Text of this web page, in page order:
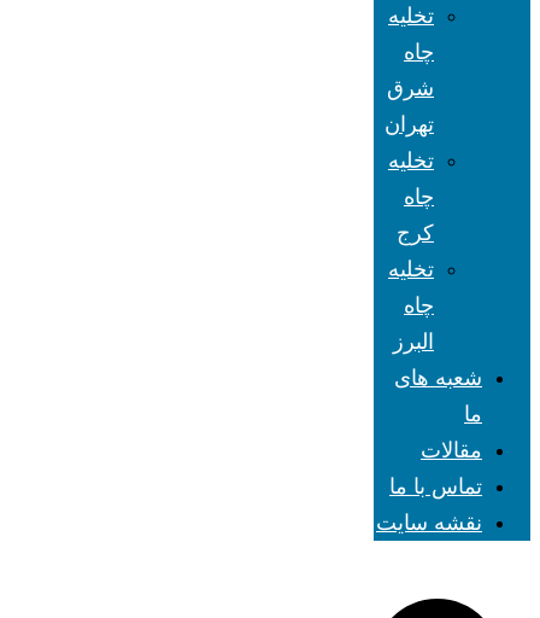
تخلیه
چاه
شرق
تهران
تخلیه
چاه
کرج
تخلیه
چاه
البرز
شعبه های
ما
مقالات
تماس با ما
نقشه سایت